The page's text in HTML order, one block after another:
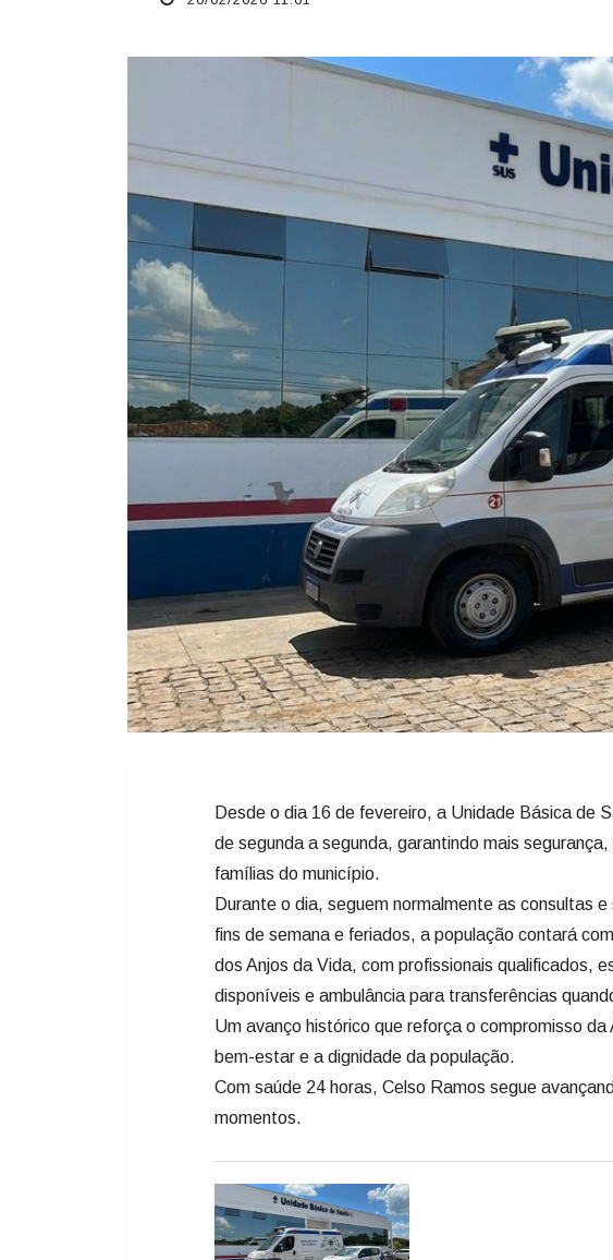
Desde o dia 16 de fevereiro, a Unidade Básica de
de segunda a segunda, garantindo mais
famílias do município.
Durante o dia, seguem normalmente as consultas
fins de semana e feriados, a população contará
dos Anjos da Vida, com profissionais qualificados,
disponíveis e ambulância para transferências
Um avanço histórico que reforça o compromisso
bem-estar e a dignidade da população.
Com saúde 24 horas, Celso Ramos segue
momentos.